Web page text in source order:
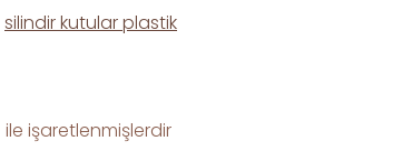
silindir kutular plastik
ile işaretlenmişlerdir